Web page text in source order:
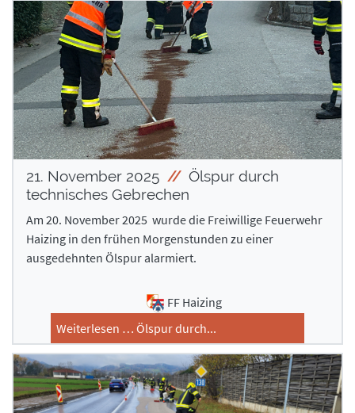
21. November 2025
Ölspur durch
technisches Gebrechen
Am 20. November 2025 wurde die Freiwillige Feuerwehr
Haizing in den frühen Morgenstunden zu einer
ausgedehnten Ölspur alarmiert.
FF Haizing
Weiterlesen … Ölspur durch...